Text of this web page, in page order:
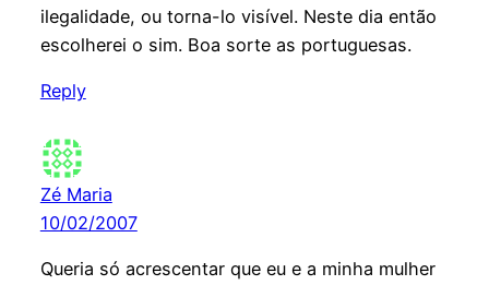
ilegalidade, ou torna-lo visível. Neste dia então
escolherei o sim. Boa sorte as portuguesas.
Reply
Zé Maria
10/02/2007
Queria só acrescentar que eu e a minha mulher